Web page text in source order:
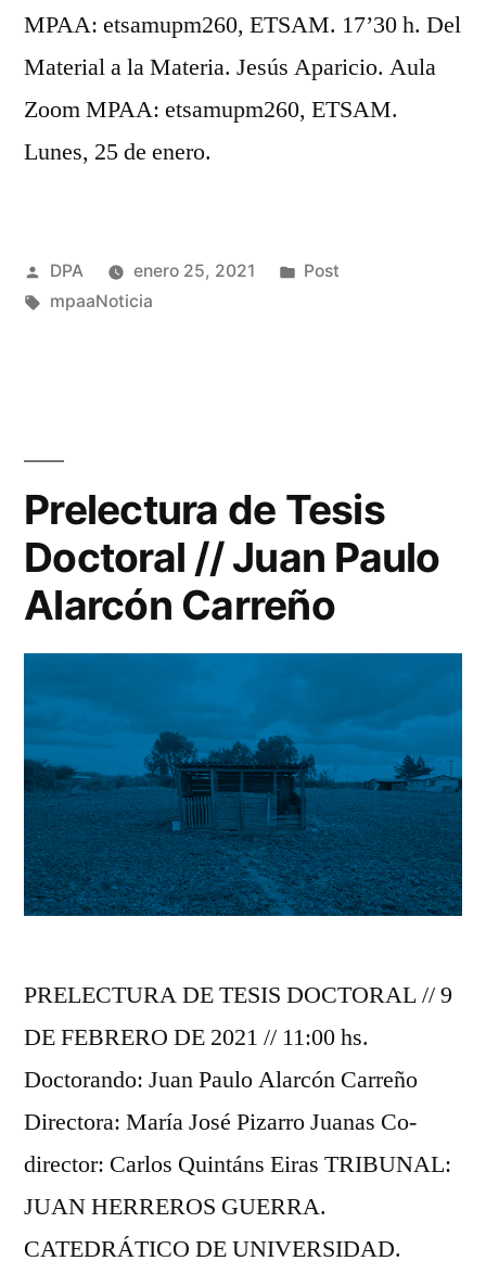
MPAA: etsamupm260, ETSAM. 17’30 h. Del
Material a la Materia. Jesús Aparicio. Aula
Zoom MPAA: etsamupm260, ETSAM.
Lunes, 25 de enero.
Publicado
por
DPA enero 25, 2021
Publicado
Post
Etiquetas:
mpaaNoticia
Prelectura de Tesis
Doctoral // Juan Paulo
Alarcón Carreño
PRELECTURA DE TESIS DOCTORAL // 9
DE FEBRERO DE 2021 // 11:00 hs.
Doctorando: Juan Paulo Alarcón Carreño
Directora: María José Pizarro Juanas Co-
director: Carlos Quintáns Eiras TRIBUNAL:
JUAN HERREROS GUERRA.
CATEDRÁTICO DE UNIVERSIDAD.